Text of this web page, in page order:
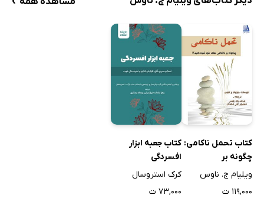
کتاب تحمل ناکامی:
چگونه بر
ناکامی‌های خود
ویلیام ج. ناوس
۱۱۹,۰۰۰ ت
کتاب جعبه ابزار
افسردگی
کرک استروسال
۷۳,۰۰۰ ت